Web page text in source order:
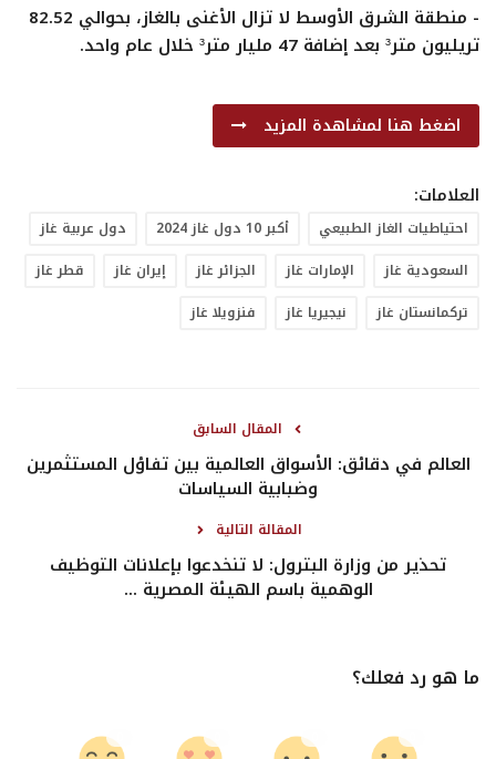
- منطقة الشرق الأوسط لا تزال الأغنى بالغاز، بحوالي 82.52
تريليون متر³ بعد إضافة 47 مليار متر³ خلال عام واحد.
اضغط هنا لمشاهدة المزيد
العلامات:
احتياطيات الغاز الطبيعي أكبر 10 دول غاز 2024
دول عربية غاز
السعودية غاز
الإمارات غاز الجزائر غاز إيران غاز
قطر غاز
تركمانستان غاز
نيجيريا غاز فنزويلا غاز
المقال السابق
العالم في دقائق: الأسواق العالمية بين تفاؤل المستثمرين
وضبابية السياسات
المقالة التالية
تحذير من وزارة البترول: لا تنخدعوا بإعلانات التوظيف
الوهمية باسم الهيئة المصرية ...
ما هو رد فعلك؟